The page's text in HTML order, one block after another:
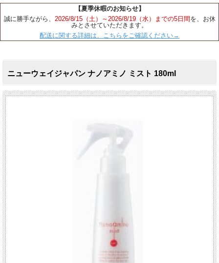
【夏季休暇のお知らせ】
誠に勝手ながら、 2026/8/15（土）～2026/8/19（水）までの5日間 を、お休
みとさせていただきます。
配送に関する詳細は、こちらをご確認ください→
ニューウェイジャパン ナノアミノ ミスト 180ml